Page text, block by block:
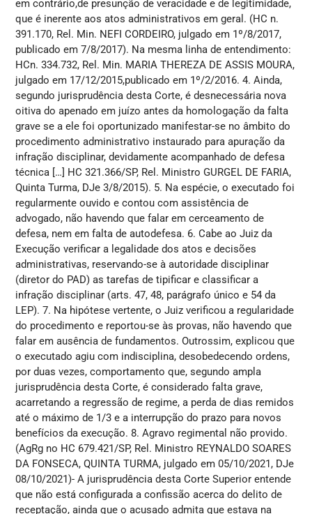
em contrário,de presunção de veracidade e de legitimidade,
que é inerente aos atos administrativos em geral. (HC n.
391.170, Rel. Min. NEFI CORDEIRO, julgado em 1º/8/2017,
publicado em 7/8/2017). Na mesma linha de entendimento:
HCn. 334.732, Rel. Min. MARIA THEREZA DE ASSIS MOURA,
julgado em 17/12/2015,publicado em 1º/2/2016. 4. Ainda,
segundo jurisprudência desta Corte, é desnecessária nova
oitiva do apenado em juízo antes da homologação da falta
grave se a ele foi oportunizado manifestar-se no âmbito do
procedimento administrativo instaurado para apuração da
infração disciplinar, devidamente acompanhado de defesa
técnica […] HC 321.366/SP, Rel. Ministro GURGEL DE FARIA,
Quinta Turma, DJe 3/8/2015). 5. Na espécie, o executado foi
regularmente ouvido e contou com assistência de
advogado, não havendo que falar em cerceamento de
defesa, nem em falta de autodefesa. 6. Cabe ao Juiz da
Execução verificar a legalidade dos atos e decisões
administrativas, reservando-se à autoridade disciplinar
(diretor do PAD) as tarefas de tipificar e classificar a
infração disciplinar (arts. 47, 48, parágrafo único e 54 da
LEP). 7. Na hipótese vertente, o Juiz verificou a regularidade
do procedimento e reportou-se às provas, não havendo que
falar em ausência de fundamentos. Outrossim, explicou que
o executado agiu com indisciplina, desobedecendo ordens,
por duas vezes, comportamento que, segundo ampla
jurisprudência desta Corte, é considerado falta grave,
acarretando a regressão de regime, a perda de dias remidos
até o máximo de 1/3 e a interrupção do prazo para novos
benefícios da execução. 8. Agravo regimental não provido.
(AgRg no HC 679.421/SP, Rel. Ministro REYNALDO SOARES
DA FONSECA, QUINTA TURMA, julgado em 05/10/2021, DJe
08/10/2021)- A jurisprudência desta Corte Superior entende
que não está configurada a confissão acerca do delito de
receptação, ainda que o acusado admita que estava na